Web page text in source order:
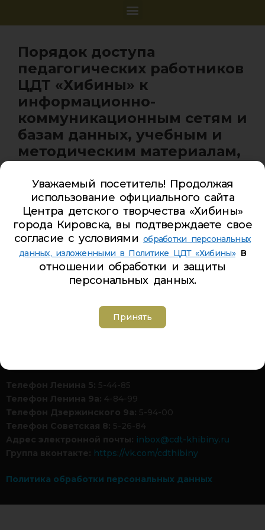
Порядок доступа
педагогических работников
ЦДТ «Хибины» к
информационно-
коммуникационным сетям и
базам данных, учебным и
методическим материалам,
материально-техническим
средствам обеспечения
образовательной
деятельности
Телефон Ленина 5: 5-44-85
Телефон Ленина 9а: 4-84-99
Телефон Дзержинского 9а: 5-94-00
Телефон Советская 8: 5-26-84
Адрес электронной почты: inbox@cdt-khibiny.ru
Группа вконтакте: https://vk.com/cdthibiny
Политика обработки персональных данных
Уважаемый посетитель! Продолжая
использование официального сайта
Центра детского творчества «Хибины»
города Кировска, вы подтверждаете свое
согласие с условиями обработки персональных
данных, изложенными в Политике ЦДТ «Хибины»в
отношении обработки и защиты
персональных данных.
Принять